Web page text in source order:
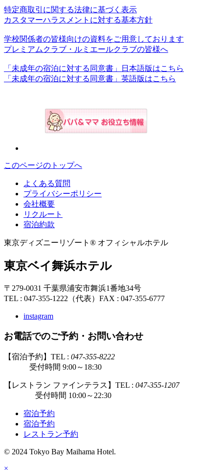
特定商取引に関する法律に基づく表示
カスタマーハラスメントに対する基本方針
学校関係者の皆様向けの資料をご用意しております
プレミアムクラブ・ルミエールクラブの皆様へ
「未成年の宿泊に対する同意書」日本語版はこちら
「未成年の宿泊に対する同意書」英語版はこちら
このページのトップへ
よくある質問
プライバシーポリシー
会社概要
リクルート
宿泊約款
東京ディズニーリゾート® オフィシャルホテル
東京ベイ舞浜ホテル
〒279-0031 千葉県浦安市舞浜1番地34号
TEL : 047-355-1222（代表） FAX : 047-355-6777
instagram
お電話でのご予約・お問い合わせ
【宿泊予約】TEL : 047-355-8222
受付時間 9:00～18:30
【レストラン ファインテラス】TEL : 047-355-1207
受付時間 10:00～22:30
宿泊予約
宿泊予約
レストラン予約
© 2024 Tokyo Bay Maihama Hotel.
×